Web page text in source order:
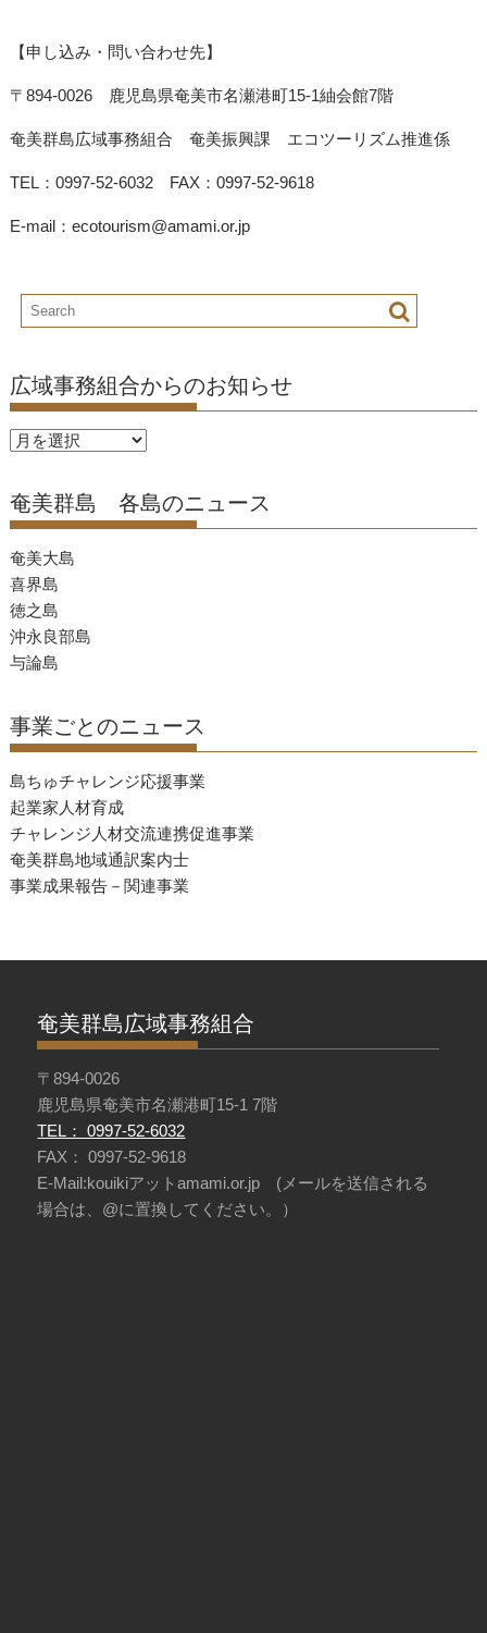
【申し込み・問い合わせ先】
〒894-0026 鹿児島県奄美市名瀬港町15-1紬会館7階
奄美群島広域事務組合 奄美振興課 エコツーリズム推進係
TEL：0997-52-6032 FAX：0997-52-9618
E-mail：ecotourism@amami.or.jp
広域事務組合からのお知らせ
広
事
務
合
か
ら
の
お
ら
せ
奄美群島 各島のニュース
奄美大島
喜界島
徳之島
沖永良部島
与論島
事業ごとのニュース
島ちゅチャレンジ応援事業
起業家人材育成
チャレンジ人材交流連携促進事業
奄美群島地域通訳案内士
事業成果報告－関連事業
奄美群島広域事務組合
〒894-0026
鹿児島県奄美市名瀬港町15-1 7階
TEL： 0997-52-6032
FAX： 0997-52-9618
E-Mail:kouikiアットamami.or.jp (メールを送信される
場合は、@に置換してください。）